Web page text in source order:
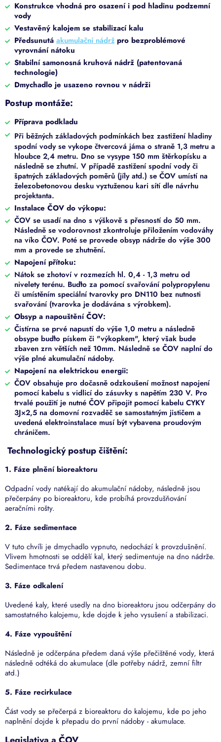
Konstrukce vhodná pro osazení i pod hladinu podzemní
vody
Vestavěný kalojem se stabilizací kalu
Předsunutá akumulační nádrž pro bezproblémové
vyrovnání nátoku
Stabilní samonosná kruhová nádrž (patentovaná
technologie)
Dmychadlo je usazeno rovnou v nádrži
Postup montáže:
Příprava podkladu
Při běžných základových podmínkách bez zastižení hladiny
spodní vody se vykope čtvercová jáma o straně 1,3 metru a
hloubce 2,4 metru. Dno se vysype 150 mm štěrkopísku a
následně se zhutní. V případě zastižení spodní vody či
špatných základových poměrů (jíly atd.) se ČOV umístí na
železobetonovou desku vyztuženou kari sítí dle návrhu
projektanta.
Instalace ČOV do výkopu:
ČOV se usadí na dno s výškově s přesností do 50 mm.
Následně se vodorovnost zkontroluje přiložením vodováhy
na víko ČOV. Poté se provede obsyp nádrže do výše 300
mm a provede se zhutnění.
Napojení přítoku:
Nátok se zhotoví v rozmezích hl. 0,4 - 1,3 metru od
nivelety terénu. Buďto za pomocí svařování polypropylenu
či umístěním speciální tvarovky pro DN110 bez nutnosti
svařování (tvarovka je dodávána s výrobkem).
Obsyp a napouštění ČOV:
Čistírna se prvé napustí do výše 1,0 metru a následně
obsype buďto pískem či "výkopkem", který však bude
zbaven zrn větších než 10mm. Následně se ČOV naplní do
výše plné akumulační nádoby.
Napojení na elektrickou energii:
ČOV obsahuje pro dočasně odzkoušení možnost napojení
pomocí kabelu s vidlicí do zásuvky s napětím 230 V. Pro
trvalé použití je nutné ČOV připojit pomocí kabelu CYKY
3J×2,5 na domovní rozvaděč se samostatným jističem a
uvedená elektroinstalace musí být vybavena proudovým
chráničem.
Technologický postup čištění:
1. Fáze plnění bioreaktoru
Odpadní vody natékají do akumulační nádoby, následně jsou
přečerpány po bioreaktoru, kde probíhá provzdušňování
aeračními rošty.
2. Fáze sedimentace
V tuto chvíli je dmychadlo vypnuto, nedochází k provzdušnění.
Vlivem hmotnosti se oddělí kal, který sedimentuje na dno nádrže.
Sedimentace trvá předem nastavenou dobu.
3. Fáze odkalení
Uvedené kaly, které usedly na dno bioreaktoru jsou odčerpány do
samostatného kalojemu, kde dojde k jeho vysušení a stabilizaci.
4. Fáze vypouštění
Následně je odčerpána předem daná výše přečištěné vody, která
následně odtéká do akumulace (dle potřeby nádrž, zemní filtr
atd.)
5. Fáze recirkulace
Část vody se přečerpá z bioreaktoru do kalojemu, kde po jeho
naplnění dojde k přepadu do první nádoby - akumulace.